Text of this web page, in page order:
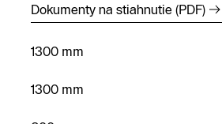
Dokumenty na stiahnutie (PDF)
1300 mm
1300 mm
predajcu